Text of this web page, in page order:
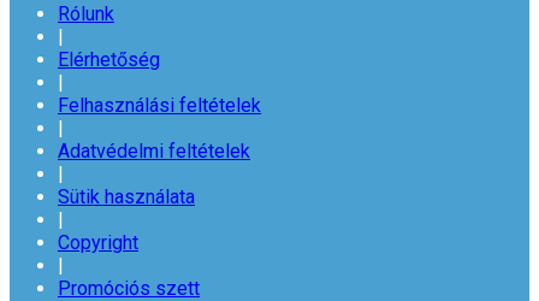
Rólunk
|
Elérhetőség
|
Felhasználási feltételek
|
Adatvédelmi feltételek
|
Sütik használata
|
Copyright
|
Promóciós szett